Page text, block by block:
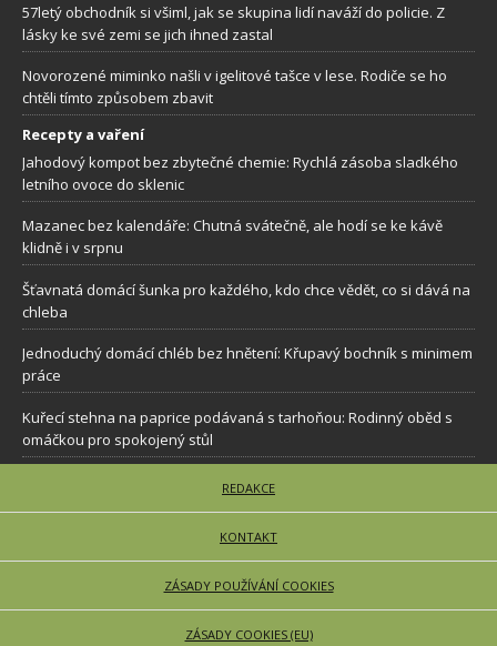
57letý obchodník si všiml, jak se skupina lidí naváží do policie. Z
lásky ke své zemi se jich ihned zastal
Novorozené miminko našli v igelitové tašce v lese. Rodiče se ho
chtěli tímto způsobem zbavit
Recepty a vaření
Jahodový kompot bez zbytečné chemie: Rychlá zásoba sladkého
letního ovoce do sklenic
Mazanec bez kalendáře: Chutná svátečně, ale hodí se ke kávě
klidně i v srpnu
Šťavnatá domácí šunka pro každého, kdo chce vědět, co si dává na
chleba
Jednoduchý domácí chléb bez hnětení: Křupavý bochník s minimem
práce
Kuřecí stehna na paprice podávaná s tarhoňou: Rodinný oběd s
omáčkou pro spokojený stůl
REDAKCE
KONTAKT
ZÁSADY POUŽÍVÁNÍ COOKIES
ZÁSADY COOKIES (EU)